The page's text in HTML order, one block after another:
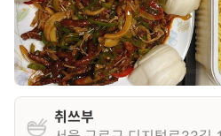
취쓰부